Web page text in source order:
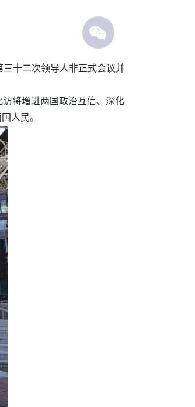
十二次领导人非正式会议并
将增进两国政治互信、深化
人民。